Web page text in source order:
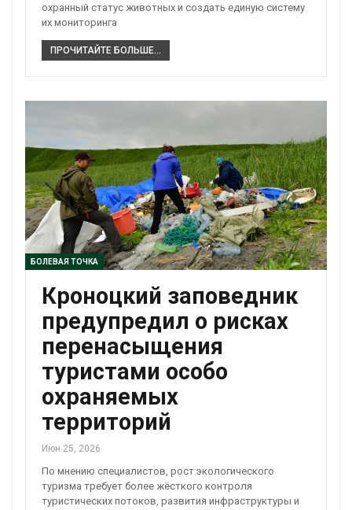
охранный статус животных и создать единую систему
их мониторинга
ПРОЧИТАЙТЕ БОЛЬШЕ...
БОЛЕВАЯ ТОЧКА
Кроноцкий заповедник
предупредил о рисках
перенасыщения
туристами особо
охраняемых
территорий
Июн 25, 2026
По мнению специалистов, рост экологического
туризма требует более жёсткого контроля
туристических потоков, развития инфраструктуры и